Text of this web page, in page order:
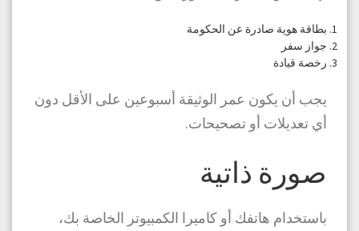
بطاقة هوية صادرة عن الحكومة
جواز سفر
رخصة قيادة
يجب أن يكون عمر الوثيقة أسبوعين على الأقل دون
أي تعديلات أو تصحيحات.
صورة ذاتية
باستخدام هاتفك أو كاميرا الكمبيوتر الخاصة بك،